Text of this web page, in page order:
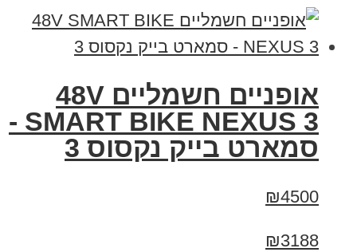
אופניים חשמליים 48V
SMART BIKE NEXUS 3 -
סמארט בייק נקסוס 3
₪4500
₪3188